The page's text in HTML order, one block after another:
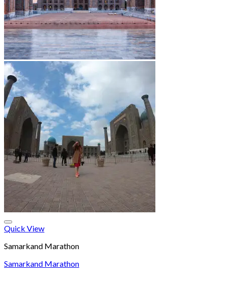
Quick View
Samarkand Marathon
Samarkand Marathon